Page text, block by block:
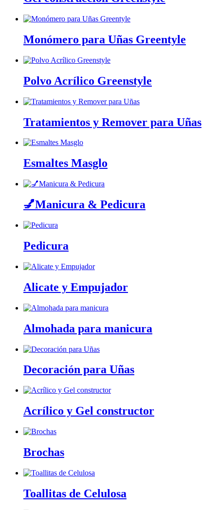
Monómero para Uñas Greentyle
Polvo Acrílico Greenstyle
Tratamientos y Remover para Uñas
Esmaltes Masglo
💅Manicura & Pedicura
Pedicura
Alicate y Empujador
Almohada para manicura
Decoración para Uñas
Acrílico y Gel constructor
Brochas
Toallitas de Celulosa